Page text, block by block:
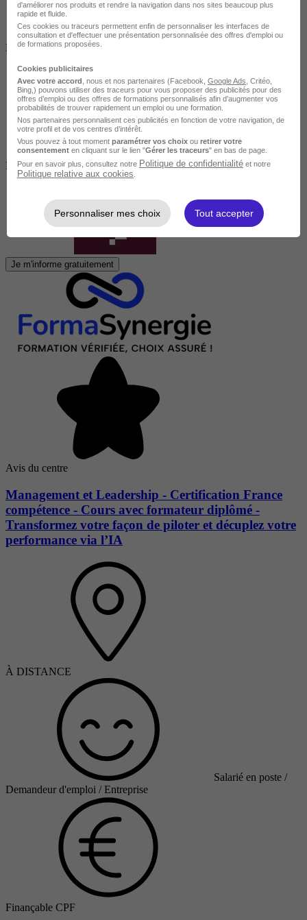
Salarié en poste /
Demandeur d'emploi / Entreprise
Finançable CPF
Je m'informe gratuitement
Avis du centre
Management et Leadership - Certification France
compétence - Cours avec formateur diplômé -
Transformez votre façon de piloter et décuplez votre
performance via l’IA
À DISTANCE
Salarié en poste /
Demandeur d'emploi / Entreprise
Finançable CPF
d'améliorer nos produits et rendre la navigation dans nos sites beaucoup plus
rapide et fluide.
Ces cookies ou traceurs permettent enfin de personnaliser les interfaces de
consultation et d'effectuer une présentation personnalisée des offres d'emploi ou
de formations proposées.
Cookies publicitaires
Avec votre accord , nous et nos partenaires (Facebook, Google Ads , Critéo,
Bing,) pouvons utiliser des traceurs pour vous proposer des publicités pour des
offres d’emploi ou des offres de formations personnalisés afin d’augmenter vos
probabilités de trouver rapidement un emploi ou une formation.
Nos partenaires personnalisent ces publicités en fonction de votre navigation, de
votre profil et de vos centres d’intérêt.
Vous pouvez à tout moment paramétrer vos choix ou retirer votre
consentement en cliquant sur le lien "Gérer les traceurs" en bas de page.
Pour en savoir plus, consultez notre Politique de confidentialité et notre
Politique relative aux cookies
Personnaliser mes choix Tout accepter